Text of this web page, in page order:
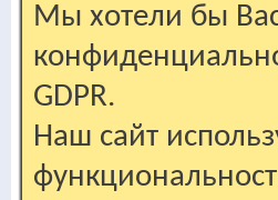
Мы хотели бы
GDPR.
Наш сайт